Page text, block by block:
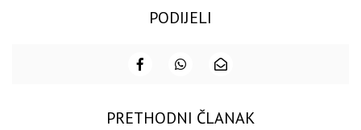
PODIJELI
PRETHODNI ČLANAK